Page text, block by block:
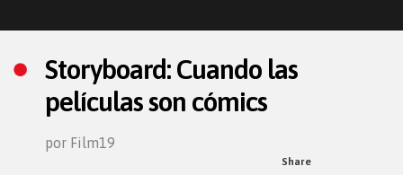
Storyboard: Cuando las
películas son cómics
por Film19
Share